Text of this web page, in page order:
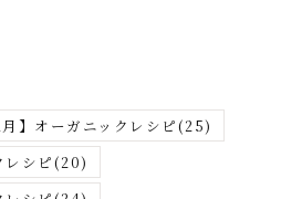
月】オーガニックレシピ(25)
レシピ(20)